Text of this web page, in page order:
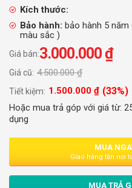
Kích thước:
Bảo hành: bảo hành 5
màu sắc )
Giá bán:3.000.000₫
Giá cũ: 4.500.000₫
Tiết kiệm: 1.500.000 ₫ (33%)
Hoặc mua trả góp với giá từ:
dụng
MUA
Giao hàng tận nơi
MUA TRẢ